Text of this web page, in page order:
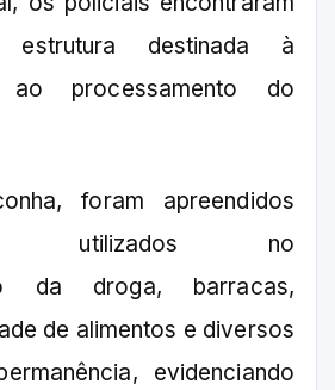
estrutura destinada à
processamento do
foram apreendidos
utilizados no
da droga, barracas,
de alimentos e diversos
evidenciando